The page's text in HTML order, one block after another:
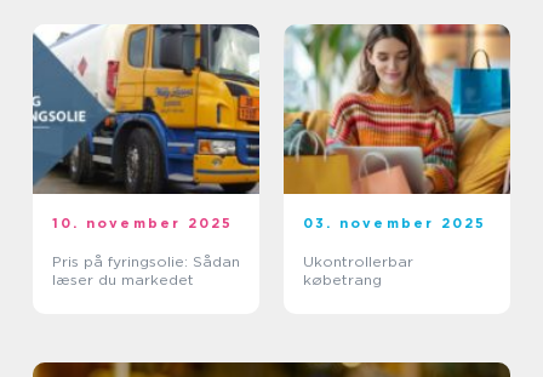
10. november 2025
Pris på fyringsolie: Sådan
læser du markedet
03. november 2025
Ukontrollerbar
købetrang